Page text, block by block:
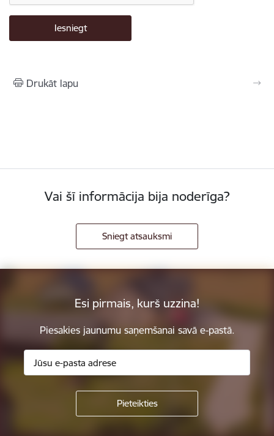
Drukāt lapu
Vai šī informācija bija noderīga?
Sniegt atsauksmi
Esi pirmais, kurš uzzina!
Piesakies jaunumu saņemšanai savā e-pastā.